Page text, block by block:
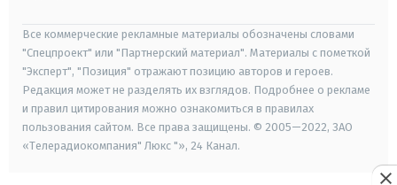
Все коммерческие рекламные материалы обозначены словами
"Спецпроект" или "Партнерский материал". Материалы с пометкой
"Эксперт", "Позиция" отражают позицию авторов и героев.
Редакция может не разделять их взглядов. Подробнее о рекламе
и правил цитирования можно ознакомиться в правилах
пользования сайтом. Все права защищены. © 2005—2022, ЗАО
«Телерадиокомпания" Люкс "», 24 Канал.